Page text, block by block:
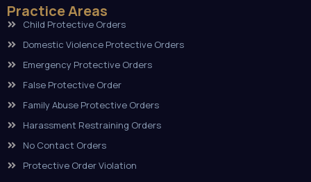
Practice Areas
Child Protective Orders
Domestic Violence Protective Orders
Emergency Protective Orders
False Protective Order
Family Abuse Protective Orders
Harassment Restraining Orders
No Contact Orders
Protective Order Violation